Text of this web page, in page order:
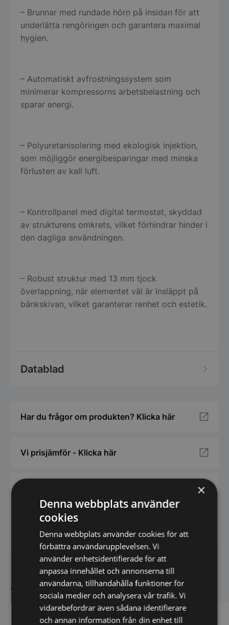
– Brunnar med rundade hörn på insidan för att
underlätta rengöringen och garantera maximal
hygien.
– Automatiskt avfrostningssystem som
minimerar kompressorns arbetsbelastning och
sparar energi.
– Polyuretanisolering med ekologisk injektion,
som möjliggör energibesparingar med minska
förlusten av kall luft.
– Kontrollpanel med digital termostat, skyddad
av strukturens omkrets, vilket förhindrar hinder i
den dagliga användningen.
– Robust struktur med 13 mm tjock
överlappning, när elementet väl är insläppt på
bänkskivan, vilket garanterar renhet och estetik.
Datablad
Har du frågor om produkten? Klicka här
Vi prisjämför - Klicka här
Datablad
Andra köpte även
×
Denna webbplats använder
cookies
Denna webbplats använder cookies för att
förbättra användarupplevelsen. Vi
använder enhetsidentifierade för att
anpassa innehållet och annonserna till
användarna, tillhandahålla funktioner för
sociala medier och analysera vår trafik. Vi
vidarebefordrar även sådana identifierare
och annan information från din enhet till